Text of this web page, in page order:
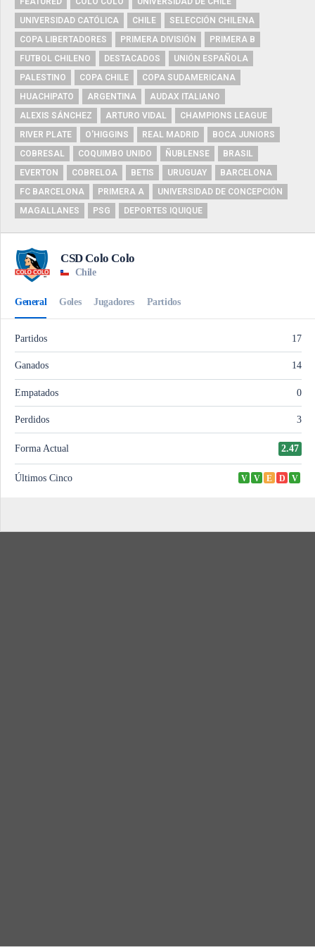
UNIVERSIDAD CATÓLICA
CHILE
SELECCIÓN CHILENA
COPA LIBERTADORES
PRIMERA DIVISIÓN
PRIMERA B
FUTBOL CHILENO
DESTACADOS
UNIÓN ESPAÑOLA
PALESTINO
COPA CHILE
COPA SUDAMERICANA
HUACHIPATO
ARGENTINA
AUDAX ITALIANO
ALEXIS SÁNCHEZ
ARTURO VIDAL
CHAMPIONS LEAGUE
RIVER PLATE
O'HIGGINS REAL MADRID
BOCA JUNIORS
COBRESAL
COQUIMBO UNIDO ÑUBLENSE
BRASIL
EVERTON
COBRELOA BETIS URUGUAY
BARCELONA
FC BARCELONA
PRIMERA A
UNIVERSIDAD DE CONCEPCIÓN
MAGALLANES
PSG DEPORTES IQUIQUE